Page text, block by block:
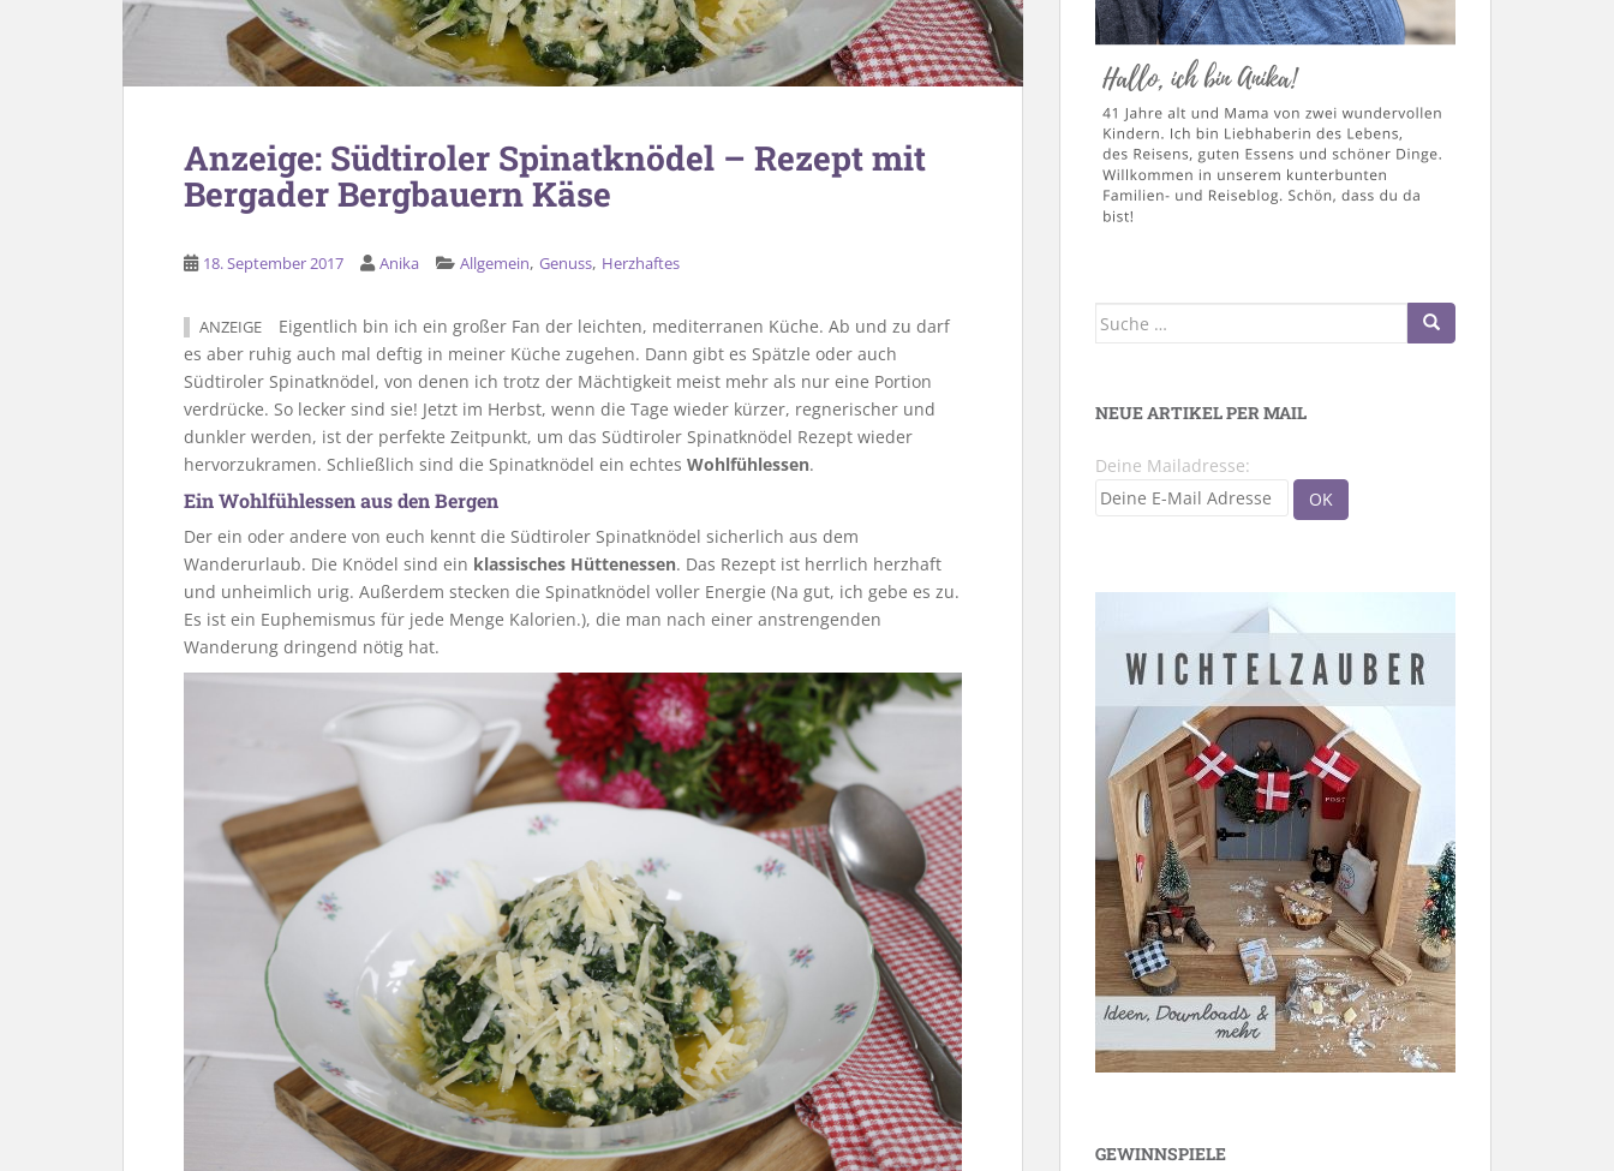
Anzeige: Südtiroler Spinatknödel – Rezept mit
Bergader Bergbauern Käse
18. September 2017 Anika Allgemein, Genuss, Herzhaftes
ANZEIGE
Eigentlich bin ich ein großer Fan der leichten, mediterranen Küche. Ab und zu darf
es aber ruhig auch mal deftig in meiner Küche zugehen. Dann gibt es Spätzle oder auch
Südtiroler Spinatknödel, von denen ich trotz der Mächtigkeit meist mehr als nur eine Portion
verdrücke. So lecker sind sie! Jetzt im Herbst, wenn die Tage wieder kürzer, regnerischer und
dunkler werden, ist der perfekte Zeitpunkt, um das Südtiroler Spinatknödel Rezept wieder
hervorzukramen. Schließlich sind die Spinatknödel ein echtes Wohlfühlessen.
Ein Wohlfühlessen aus den Bergen
Der ein oder andere von euch kennt die Südtiroler Spinatknödel sicherlich aus dem
Wanderurlaub. Die Knödel sind ein klassisches Hüttenessen. Das Rezept ist herrlich herzhaft
und unheimlich urig. Außerdem stecken die Spinatknödel voller Energie (Na gut, ich gebe es zu.
Es ist ein Euphemismus für jede Menge Kalorien.), die man nach einer anstrengenden
Wanderung dringend nötig hat.
Suche
NEUE ARTIKEL PER MAIL
Deine Mailadresse:
GEWINNSPIELE